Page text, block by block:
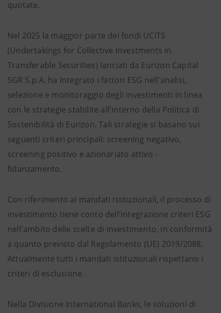
quotate.
Nel 2025 la maggior parte dei fondi UCITS
(Undertakings for Collective Investments in
Transferable Securities) lanciati da Eurizon Capital
SGR S.p.A. ha integrato i fattori ESG nell'analisi,
selezione e monitoraggio degli investimenti in linea
con le strategie stabilite all'interno della Politica di
Sostenibilità di Eurizon. Tali strategie si basano sui
seguenti criteri principali: screening negativo,
screening positivo e azionariato attivo -
fidanzamento.
Con riferimento ai mandati istituzionali, il processo di
investimento tiene conto dell'integrazione criteri ESG
nell'ambito delle scelte di investimento, in conformità
a quanto previsto dal Regolamento (UE) 2019/2088.
Attualmente tutti i mandati istituzionali rispettano i
criteri di esclusione.
Nella Divisione International Banks, le soluzioni di